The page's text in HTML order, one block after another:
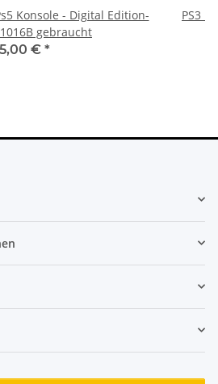
Konsole - Digital Edition-
gebraucht
€ *
PS3